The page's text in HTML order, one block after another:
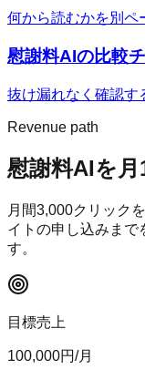
何から読むかを別ペ
慰謝料AIの比較
抜け漏れなく確認す
Revenue path
慰謝料AIを
月間3,000クリック
イトの申し込みまで
す。
目標売上
100,000円/月